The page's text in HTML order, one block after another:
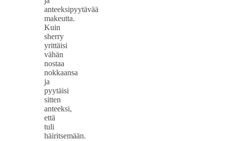
anteeksipyytävää
makeutta.
Kuin
sherry
yrittäisi
vähän
nostaa
nokkaansa
ja
pyytäisi
sitten
anteeksi,
että
tuli
häiritsemään.